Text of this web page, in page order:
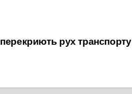
рух транспорту